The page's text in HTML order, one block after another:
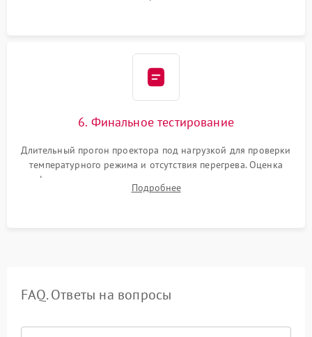
6. Финальное тестирование
Длительный прогон проектора под нагрузкой для проверки
температурного режима и отсутствия перегрева. Оценка
фокуса, контрастности и цветопередачи на тестовых
таблицах. Проверка работы всех видеовходов и кнопок
Подробнее
FAQ. Ответы на вопросы